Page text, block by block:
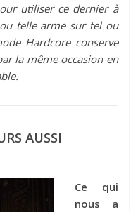
utiliser ce dernier à
telle arme sur tel ou
Hardcore conserve
la même occasion en
AUSSI
Ce qui
nous a